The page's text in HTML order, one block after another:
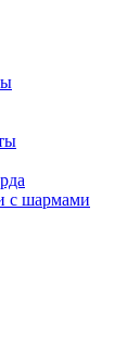
с шармами